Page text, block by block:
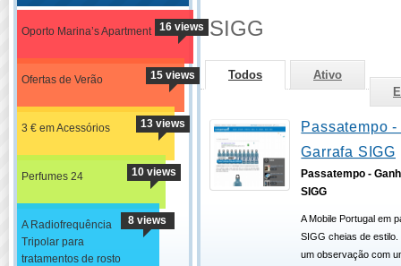
Oporto Marina’s Apartment 16 views
Ofertas de Verão 15 views
3 € em Acessórios 13 views
Perfumes 24 10 views
A Radiofrequência
Tripolar para
tratamentos de rosto
8 views
SIGG
Todos
Ativo
Passatempo
Garrafa SIGG
Passatempo -
SIGG
A Mobile Portugal em
SIGG cheias de
um observação com